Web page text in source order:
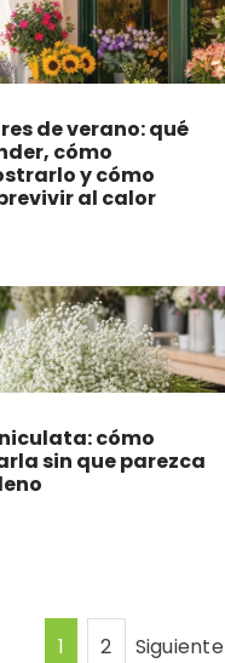
de verano: qué
cómo
y cómo
al calor
cómo
sin que parezca
1 2 Siguiente